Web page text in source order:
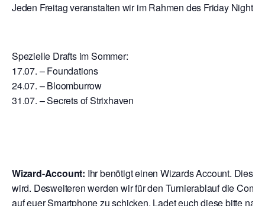
Jeden Freitag veranstalten wir im Rahmen des Friday Night
Spezielle Drafts im Sommer:
17.07. – Foundations
24.07. – Bloomburrow
31.07. – Secrets of Strixhaven
Wizard-Account: Ihr benötigt einen Wizards Account. Dies
wird. Desweiteren werden wir für den Turnierablauf die
auf euer Smartphone zu schicken. Ladet euch diese bitte